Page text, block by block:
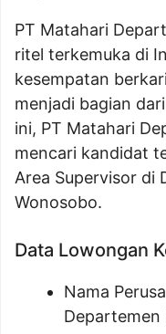
PT Matahari
ritel terkemuka di
kesempatan
menjadi bagian
ini, PT Matahari
mencari kandidat
Area Supervisor di
Wonosobo.
Data Lowongan
Nama
Departemen